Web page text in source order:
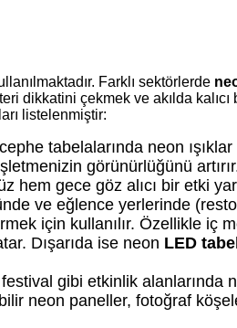
Farklı sektörlerde
dikkatini çekmek ve akılda
listelenmiştir:
tabelalarında neon ışıklar
görünürlüğünü
hem gece göz alıcı bir etki
ve eğlence yerlerinde
için kullanılır. Özellikle iç
Dışarıda ise neon LED
gibi etkinlik alanlarında
neon paneller, fotoğraf